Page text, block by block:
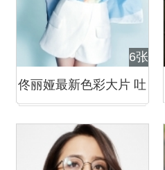
6张
佟丽娅最新色彩大片 吐